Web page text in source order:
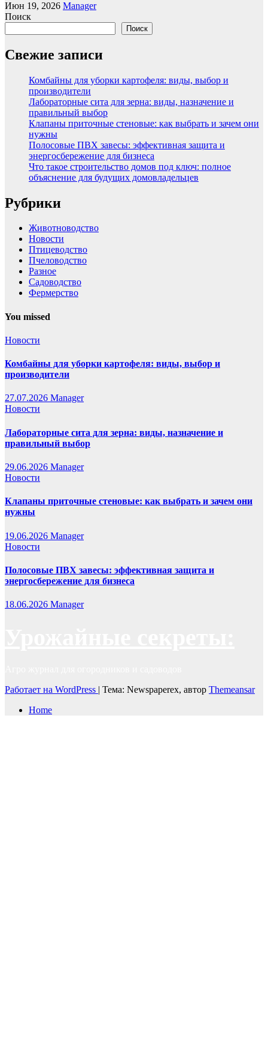
Июн 19, 2026 Manager
Поиск
Поиск
Свежие записи
Комбайны для уборки картофеля: виды, выбор и
производители
Лабораторные сита для зерна: виды, назначение и
правильный выбор
Клапаны приточные стеновые: как выбрать и зачем они
нужны
Полосовые ПВХ завесы: эффективная защита и
энергосбережение для бизнеса
Что такое строительство домов под ключ: полное
объяснение для будущих домовладельцев
Рубрики
Животноводство
Новости
Птицеводство
Пчеловодство
Разное
Садоводство
Фермерство
You missed
Новости
Комбайны для уборки картофеля: виды, выбор и
производители
27.07.2026 Manager
Новости
Лабораторные сита для зерна: виды, назначение и
правильный выбор
29.06.2026 Manager
Новости
Клапаны приточные стеновые: как выбрать и зачем они
нужны
19.06.2026 Manager
Новости
Полосовые ПВХ завесы: эффективная защита и
энергосбережение для бизнеса
18.06.2026 Manager
Работает на WordPress | Тема: Newspaperex, автор Themeansar
Home